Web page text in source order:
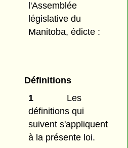
l'Assemblée
législative du
Manitoba, édicte :
Définitions
1
Les
définitions qui
suivent s'appliquent
à la présente loi.